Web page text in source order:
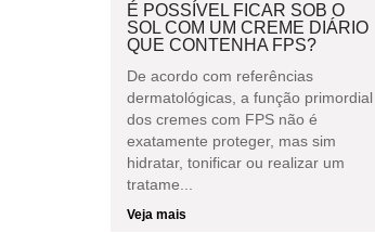
É POSSÍVEL FICAR SOB O
SOL COM UM CREME DIÁRIO
QUE CONTENHA FPS?
De acordo com referências
dermatológicas, a função primordial
dos cremes com FPS não é
exatamente proteger, mas sim
hidratar, tonificar ou realizar um
tratame...
Veja mais